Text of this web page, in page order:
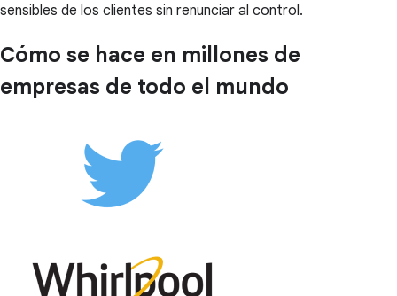
sensibles de los clientes sin renunciar al control.
Cómo se hace en millones de
empresas de todo el mundo